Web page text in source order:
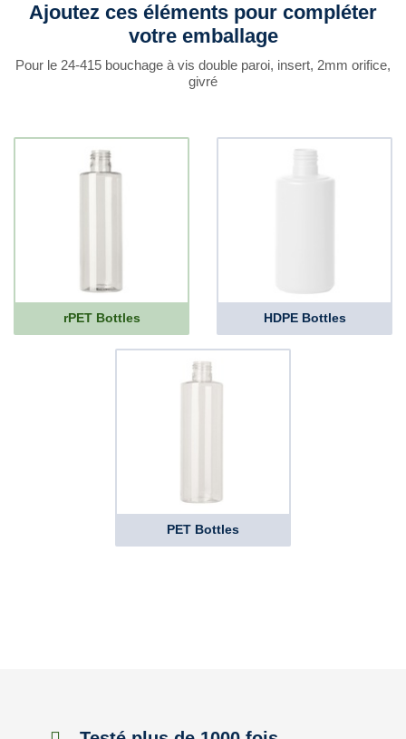
Ajoutez ces éléments pour compléter
votre emballage
Pour le 24-415 bouchage à vis double paroi, insert, 2mm orifice,
givré
rPET Bottles HDPE Bottles
PET Bottles